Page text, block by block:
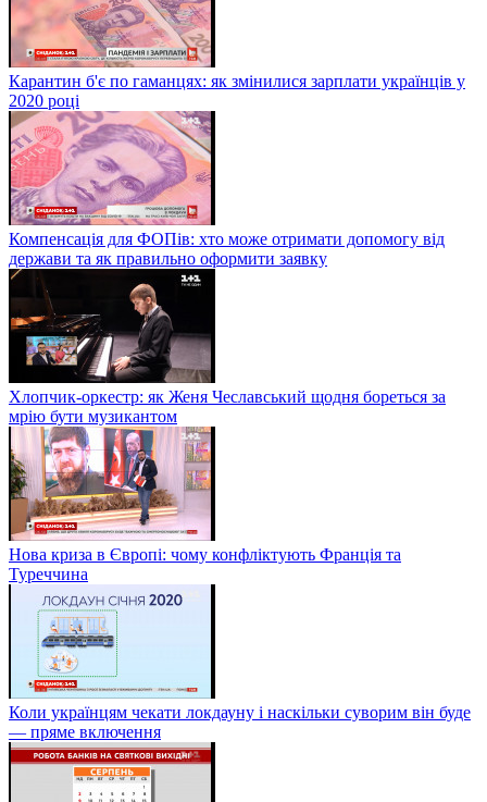
Карантин б'є по гаманцях: як змінилися зарплати українців у
2020 році
Компенсація для ФОПів: хто може отримати допомогу від
держави та як правильно оформити заявку
Хлопчик-оркестр: як Женя Чеславський щодня бореться за
мрію бути музикантом
Нова криза в Європі: чому конфліктують Франція та
Туреччина
Коли українцям чекати локдауну і наскільки суворим він буде
— пряме включення